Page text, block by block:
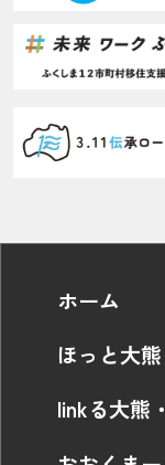
ホーム
ほっと大
linkる大熊